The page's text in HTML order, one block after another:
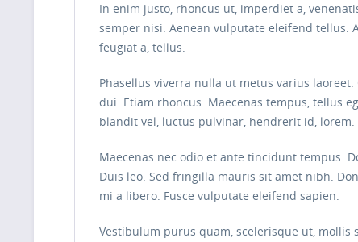
In enim justo, rhoncus ut, imperdiet a,
semper nisi. Aenean vulputate eleifend tellus.
feugiat a, tellus.
Phasellus viverra nulla ut metus varius
dui. Etiam rhoncus. Maecenas tempus, tellus
blandit vel, luctus pulvinar, hendrerit id, lorem.
Maecenas nec odio et ante tincidunt tempus.
Duis leo. Sed fringilla mauris sit amet nibh.
mi a libero. Fusce vulputate eleifend sapien.
Vestibulum purus quam, scelerisque ut,